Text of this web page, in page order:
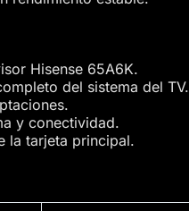
Hisense 65A6K.
del sistema del TV.
y conectividad.
la tarjeta principal.